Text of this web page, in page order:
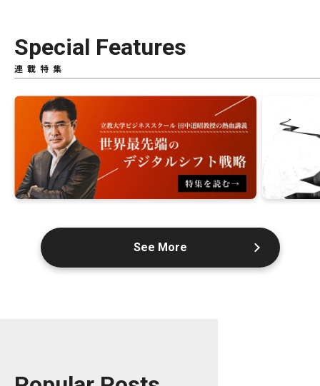
Special Features
連載特集
See More